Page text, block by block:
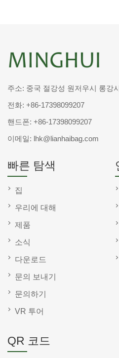
주소: 중국 절강성 원저우시 롱강
전화: +86-17398099207
핸드폰: +86-17398099207
이메일: lhk@lianhaibag.com
빠른 탐색
집
우리에 대해
제품
소식
다운로드
문의 보내기
문의하기
VR 투어
QR 코드